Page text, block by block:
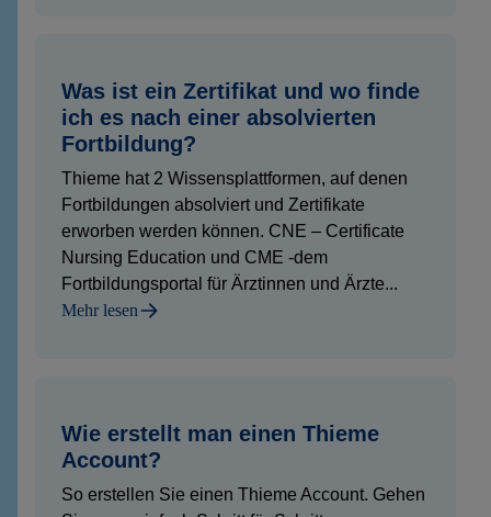
Was ist ein Zertifikat und wo finde
ich es nach einer absolvierten
Fortbildung?
Thieme hat 2 Wissensplattformen, auf denen
Fortbildungen absolviert und Zertifikate
erworben werden können. CNE – Certificate
Nursing Education und CME -dem
Fortbildungsportal für Ärztinnen und Ärzte...
Mehr lesen
Wie erstellt man einen Thieme
Account?
So erstellen Sie einen Thieme Account. Gehen